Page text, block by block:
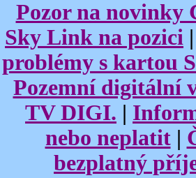
Pozor na novinky
Sky Link na pozici |
problémy s kartou
Pozemní digitální
TV DIGI. |
nebo neplatit|
bezplatný